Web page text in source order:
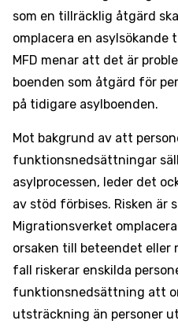
som en tillräcklig åtgärd
omplacera en
MFD menar att det är
boenden som åtgärd för
på tidigare asylboenden.
Mot bakgrund av att
funktionsnedsättningar
asylprocessen, leder det
av stöd förbises. Risken är
Migrationsverket
orsaken till beteendet eller
fall riskerar enskilda
funktionsnedsättning att
utsträckning än personer